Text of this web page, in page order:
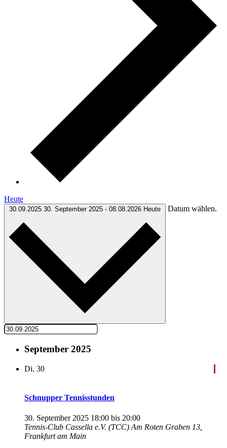
Heute
30.09.2025 30. September 2025 - 08.08.2026 Heute Datum wählen.
September 2025
Di. 30
Schnupper Tennisstunden
30. September 2025 18:00 bis 20:00
Tennis-Club Cassella e.V. (TCC) Am Roten Graben 13,
Frankfurt am Main